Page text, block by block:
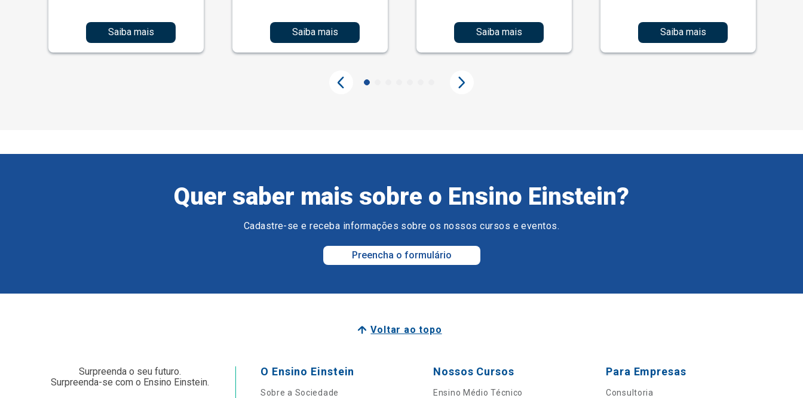
Saiba mais Saiba mais Saiba mais Saiba mais
Quer saber mais sobre o Ensino Einstein?
Cadastre-se e receba informações sobre os nossos cursos e eventos.
Preencha o formulário
Voltar ao topo
Surpreenda o seu futuro.
Surpreenda-se com o Ensino Einstein.
O Ensino Einstein
Sobre a Sociedade
Nossos Cursos
Ensino Médio Técnico
Para Empresas
Consultoria